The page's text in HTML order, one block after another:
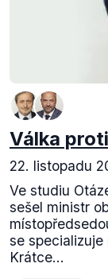
Válka
22. listopadu
Ve studiu
sešel ministr
se specializuje
Krátce...